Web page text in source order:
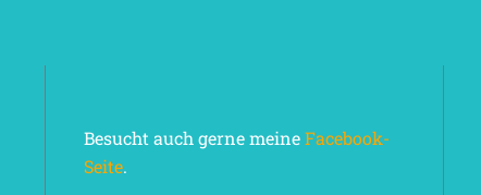
Besucht auch gerne meineFacebook-
Seite.